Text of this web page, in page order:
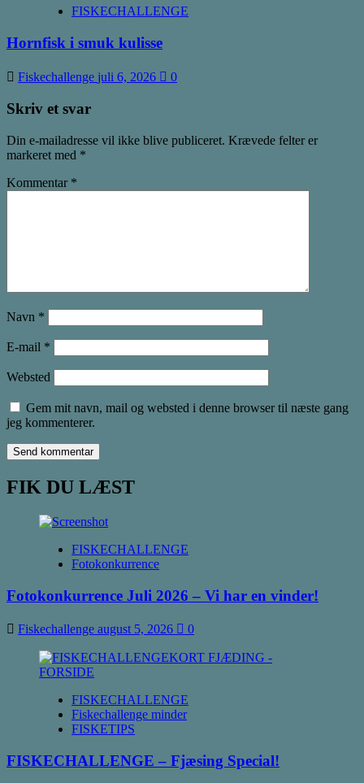
FISKECHALLENGE
Hornfisk i smuk kulisse
Fiskechallenge juli 6, 2026 0
Skriv et svar
Din e-mailadresse vil ikke blive publiceret. Krævede felter er
markeret med *
Kommentar *
Navn *
E-mail *
Websted
Gem mit navn, mail og websted i denne browser til næste gang
jeg kommenterer.
FIK DU LÆST
FISKECHALLENGE
Fotokonkurrence
Fotokonkurrence Juli 2026 – Vi har en vinder!
Fiskechallenge august 5, 2026 0
FISKECHALLENGE
Fiskechallenge minder
FISKETIPS
FISKECHALLENGE – Fjæsing Special!